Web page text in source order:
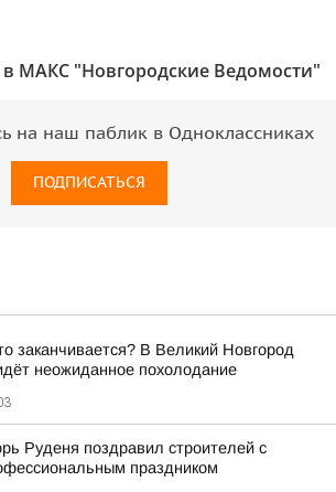
в МАКС "Новгородские Ведомости"
на наш паблик в Одноклассниках
ПОДПИСАТЬСЯ
заканчивается? В Великий Новгород
неожиданное похолодание
Руденя поздравил строителей с
праздником